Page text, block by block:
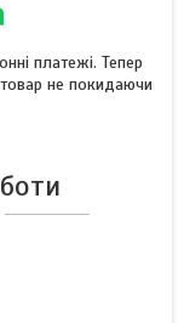
платежі. Тепер
не покидаючи